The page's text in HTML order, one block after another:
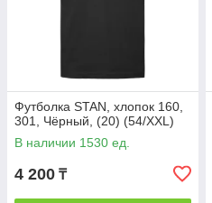
Футболка STAN, хлопок 160,
301, Чёрный, (20) (54/XXL)
В наличии 1530 ед.
4 200 ₸